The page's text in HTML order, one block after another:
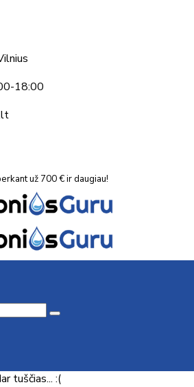
18:00
už 700 € ir daugiau!
tuščias... :(